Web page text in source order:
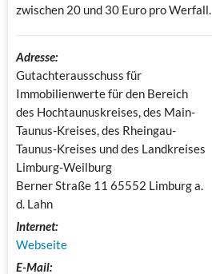
zwischen 20 und 30 Euro pro Werfall.
Adresse:
Gutachterausschuss für
Immobilienwerte für den Bereich
des Hochtaunuskreises, des Main-
Taunus-Kreises, des Rheingau-
Taunus-Kreises und des Landkreises
Limburg-Weilburg
Berner Straße 11 65552 Limburg a.
d. Lahn
Internet:
Webseite
E-Mail: